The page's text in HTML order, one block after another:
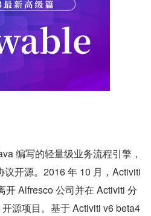
编写的轻量级业务流程引擎，
开源。2016 年 10 月，Activiti
开 Alfresco 公司并在 Activiti 分
源项目。基于 Activiti v6 beta4